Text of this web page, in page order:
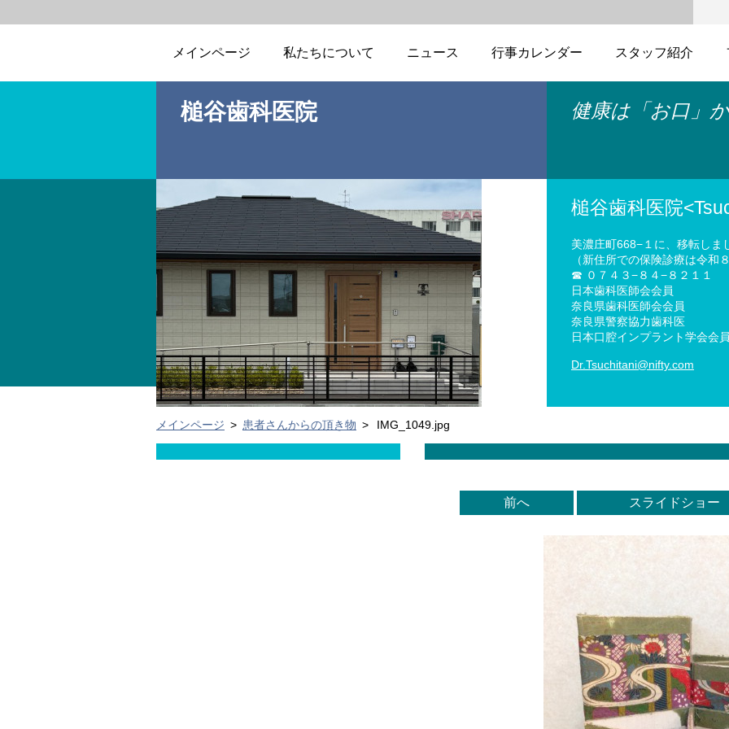
メインページ 私たちについて ニュース 行事カレンダー スタッフ紹介
槌谷歯科医院 健康は「お口」
槌谷歯科医院
美濃庄町668−１に、移転しま
（新住所での保険診療は令和
☎︎ ０７４３−８４−８２１１
日本歯科医師会会員
奈良県歯科医師会会員
奈良県警察協力歯科医
日本口腔インプラント学会会
Dr.Tsuchitani@nifty.com
メインページ > 患者さんからの頂き物 > IMG_1049.jpg
前へ スライドショー